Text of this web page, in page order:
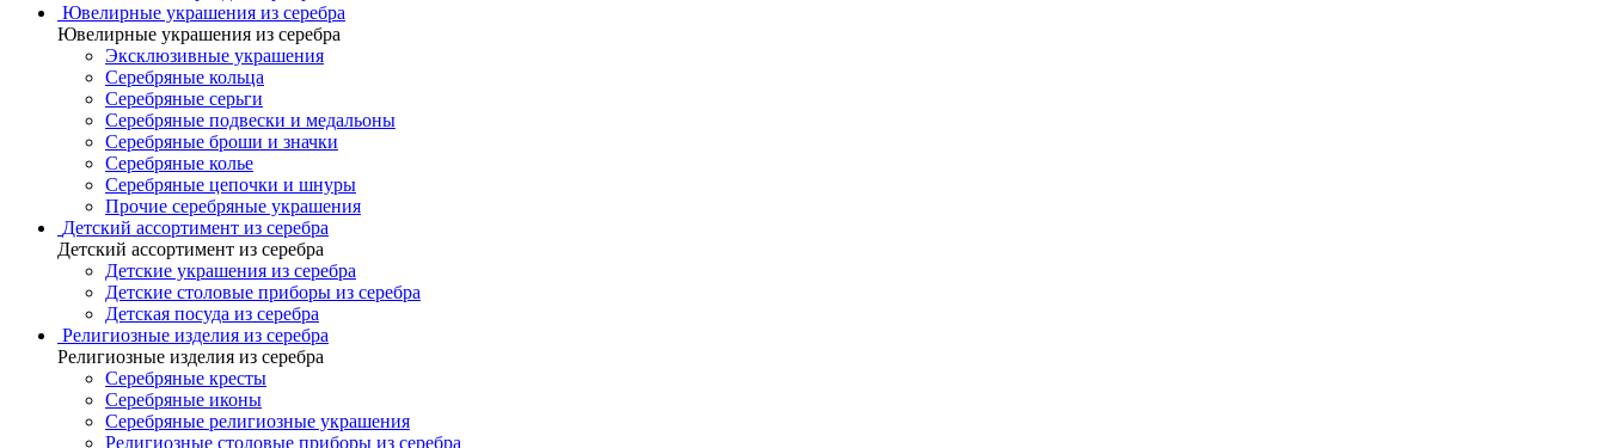
Ювелирные украшения из серебра
Ювелирные украшения из серебра
Эксклюзивные украшения
Серебряные кольца
Серебряные серьги
Серебряные подвески и медальоны
Серебряные броши и значки
Серебряные колье
Серебряные цепочки и шнуры
Прочие серебряные украшения
Детский ассортимент из серебра
Детский ассортимент из серебра
Детские украшения из серебра
Детские столовые приборы из серебра
Детская посуда из серебра
Религиозные изделия из серебра
Религиозные изделия из серебра
Серебряные кресты
Серебряные иконы
Серебряные религиозные украшения
Религиозные столовые приборы из серебра